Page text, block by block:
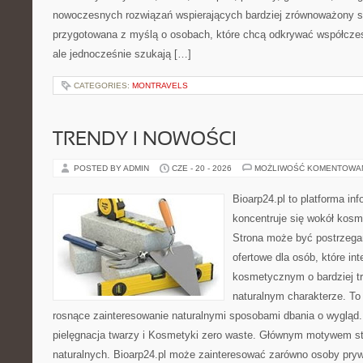
nowoczesnych rozwiązań wspierających bardziej zrównoważony
przygotowana z myślą o osobach, które chcą odkrywać
ale jednocześnie szukają […]
CATEGORIES: MONTRAVELS
TRENDY I NOWOŚCI
POSTED BY ADMIN CZE - 20 - 2026 MOŻLIWOŚĆ
Bioarp24.pl to platforma
koncentruje się wokół
Strona może być
ofertowe dla osób, które
kosmetycznym o bardziej
naturalnym charakterze.
rosnące zainteresowanie naturalnymi sposobami dbania o
pielęgnacja twarzy i Kosmetyki zero waste. Głównym motywem
naturalnych. Bioarp24.pl może zainteresować zarówno osoby